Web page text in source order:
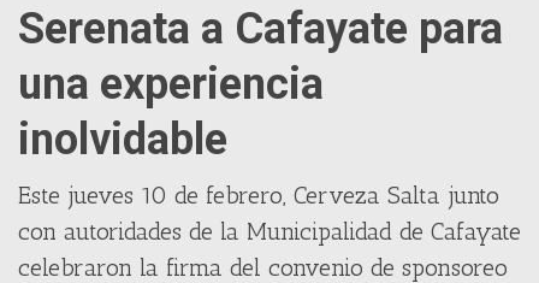
Serenata a Cafayate para
una experiencia
inolvidable
Este jueves 10 de febrero, Cerveza Salta junto
con autoridades de la Municipalidad de Cafayate
celebraron la firma del convenio de sponsoreo